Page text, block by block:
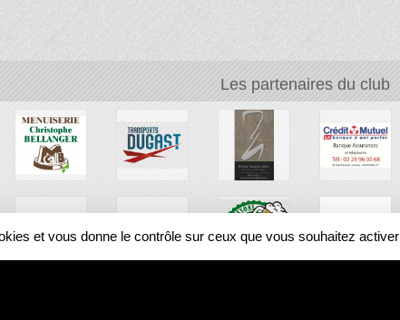
Les partenaires du club
et vous donne le contrôle sur ceux que vous souhaitez activer